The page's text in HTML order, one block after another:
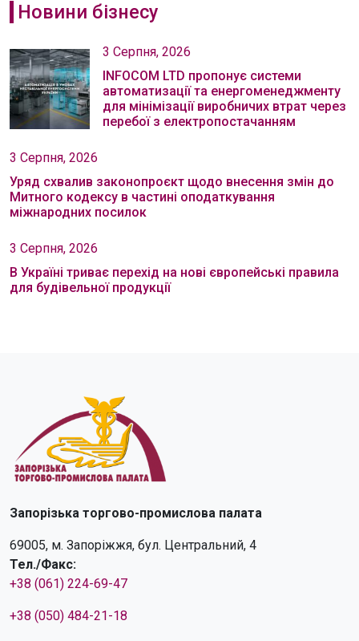
Новини бізнесу
3 Серпня, 2026
INFOCOM LTD пропонує системи
автоматизації та енергоменеджменту
для мінімізації виробничих втрат через
перебої з електропостачанням
3 Серпня, 2026
Уряд схвалив законопроєкт щодо внесення змін до
Митного кодексу в частині оподаткування
міжнародних посилок
3 Серпня, 2026
В Україні триває перехід на нові європейські правила
для будівельної продукції
Запорізька торгово-промислова палата
69005, м. Запоріжжя, бул. Центральний, 4
Тел./Факс:
+38 (061) 224-69-47
+38 (050) 484-21-18